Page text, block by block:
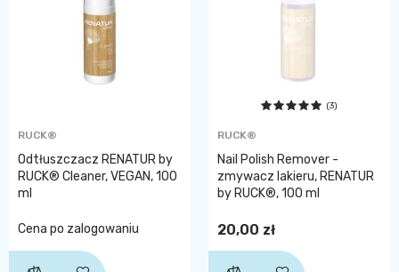
RUCK®
Odtłuszczacz RENATUR by
RUCK® Cleaner, VEGAN, 100
ml
Cena po zalogowaniu
(3)
RUCK®
Nail Polish Remover -
zmywacz lakieru, RENATUR
by RUCK®, 100 ml
20,00 zł